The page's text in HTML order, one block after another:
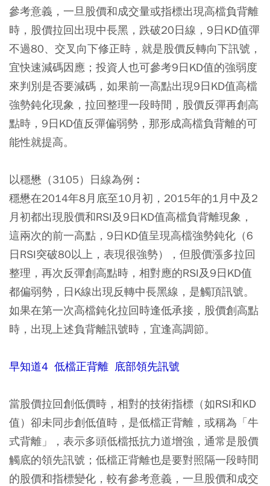
參考意義，一旦股價和成交量或指標出現高檔負背離
時，股價拉回出現中長黑，跌破20日線，9日KD值彈
不過80、交叉向下修正時，就是股價反轉向下訊號，
宜快速減碼因應；投資人也可參考9日KD值的強弱度
來判別是否要減碼，如果前一高點出現9日KD值高檔
強勢鈍化現象，拉回整理一段時間，股價反彈再創高
點時，9日KD值反彈偏弱勢，那形成高檔負背離的可
能性就提高。
以穩懋（3105）日線為例︰
穩懋在2014年8月底至10月初，2015年的1月中及2
月初都出現股價和RSI及9日KD值高檔負背離現象，
這兩次的前一高點，9日KD值呈現高檔強勢鈍化（6
日RSI突破80以上，表現很強勢），但股價漲多拉回
整理，再次反彈創高點時，相對應的RSI及9日KD值
都偏弱勢，日K線出現反轉中長黑線，是觸頂訊號。
如果在第一次高檔鈍化拉回時逢低承接，股價創高點
時，出現上述負背離訊號時，宜逢高調節。
早知道4 低檔正背離 底部領先訊號
當股價拉回創低價時，相對的技術指標（如RSI和KD
值）卻未同步創低值時，是低檔正背離，或稱為「牛
式背離」，表示多頭低檔抵抗力道增強，通常是股價
觸底的領先訊號；低檔正背離也是要對照隔一段時間
的股價和指標變化，較有參考意義，一旦股價和成交